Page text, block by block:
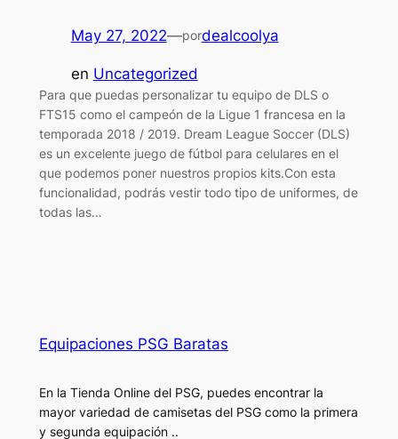
May 27, 2022—pordealcoolya
en Uncategorized
Para que puedas personalizar tu equipo de DLS o
FTS15 como el campeón de la Ligue 1 francesa en la
temporada 2018 / 2019. Dream League Soccer (DLS)
es un excelente juego de fútbol para celulares en el
que podemos poner nuestros propios kits.Con esta
funcionalidad, podrás vestir todo tipo de uniformes, de
todas las…
Equipaciones PSG Baratas
En la Tienda Online del PSG, puedes encontrar la
mayor variedad de camisetas del PSG como la primera
y segunda equipación ..